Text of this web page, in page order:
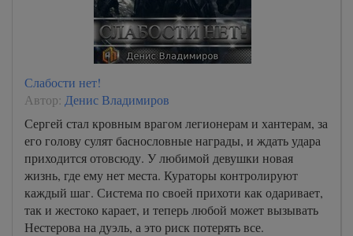
Слабости нет!
Автор: Денис Владимиров
Сергей стал кровным врагом легионерам и хантерам, за
его голову сулят баснословные награды, и ждать удара
приходится отовсюду. У любимой девушки новая
жизнь, где ему нет места. Кураторы контролируют
каждый шаг. Система по своей прихоти как одаривает,
так и жестоко карает, и теперь любой может вызывать
Нестерова на дуэль, а это риск потерять все.